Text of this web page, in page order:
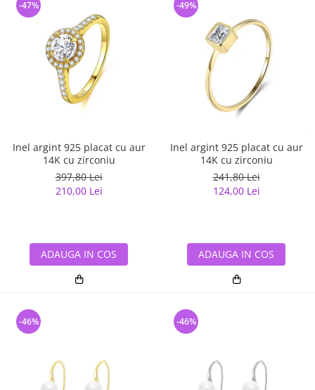
Inel argint 925 placat cu aur
14K cu zirconiu
397,80 Lei
210,00 Lei
-47%
ADAUGA IN COS
Inel argint 925 placat cu aur
14K cu zirconiu
241,80 Lei
124,00 Lei
-49%
ADAUGA IN COS
-46% -46%